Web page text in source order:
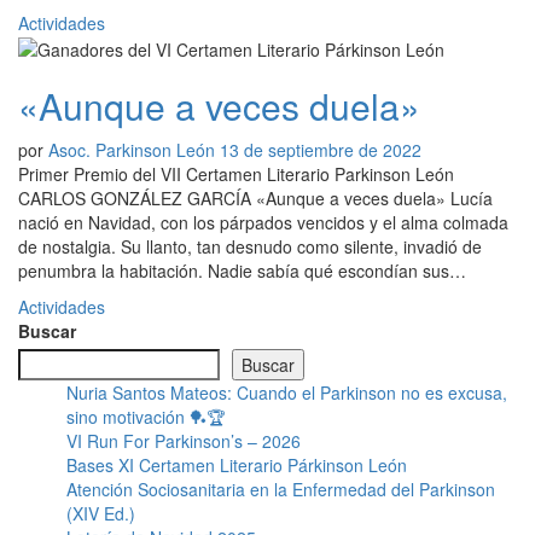
Actividades
«Aunque a veces duela»
por Asoc. Parkinson León 13 de septiembre de 2022
Primer Premio del VII Certamen Literario Parkinson León
CARLOS GONZÁLEZ GARCÍA «Aunque a veces duela» Lucía
nació en Navidad, con los párpados vencidos y el alma colmada
de nostalgia. Su llanto, tan desnudo como silente, invadió de
penumbra la habitación. Nadie sabía qué escondían sus…
Actividades
Buscar
Buscar
Nuria Santos Mateos: Cuando el Parkinson no es excusa,
sino motivación 🏓🏆
VI Run For Parkinson’s – 2026
Bases XI Certamen Literario Párkinson León
Atención Sociosanitaria en la Enfermedad del Parkinson
(XIV Ed.)